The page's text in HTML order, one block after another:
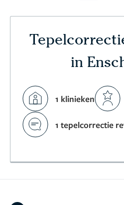
in
1 klinieken
1 tepelcorrectie